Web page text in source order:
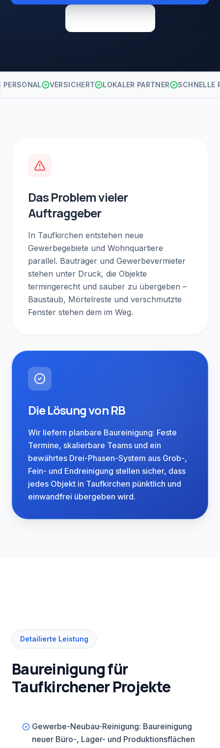
PERSONAL VERSICHERT LOKALER PARTNER SCHNELLE
Das Problem vieler
Auftraggeber
In Taufkirchen entstehen neue
Gewerbegebiete und Wohnquartiere
parallel. Bauträger und Gewerbevermieter
stehen unter Druck, die Objekte
termingerecht und sauber zu übergeben –
Baustaub, Mörtelreste und verschmutzte
Fenster stehen dem im Weg.
Die Lösung von RB
Wir liefern planbare Baureinigung: Feste
Termine, skalierbare Teams und ein
bewährtes Drei-Phasen-System aus Grob-,
Fein- und Endreinigung stellen sicher, dass
jedes Objekt in Taufkirchen pünktlich und
einwandfrei übergeben wird.
Regional verwurzelt.
Taufkirchen grenzt direkt an Brunnthal –
Ort. Diese Nachbarschaft macht uns
Detailierte Leistung
Baureinigung für
Taufkirchener Projekte
Gewerbe-Neubau-Reinigung: Baureinigung
neuer Büro-, Lager- und Produktionsflächen